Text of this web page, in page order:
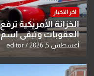
اخر الاخبار
الخزانة الأمريكية
العقوبات وتبقي اسم
أغسطس 5, 2026 editor